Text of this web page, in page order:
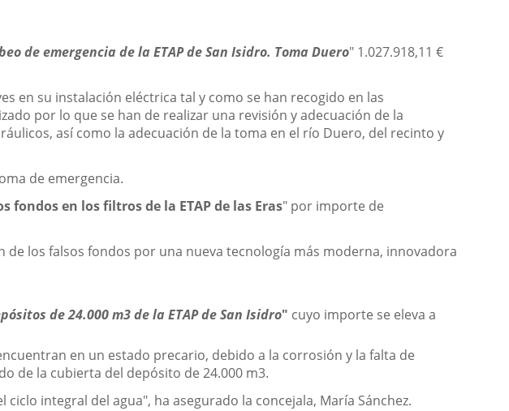
de emergencia de la ETAP de San Isidro. Toma Duero" 1.027.918,11 €
en su instalación eléctrica tal y como se han recogido en las
por lo que se han de realizar una revisión y adecuación de la
así como la adecuación de la toma en el río Duero, del recinto y
de emergencia.
fondos en los filtros de la ETAP de las Eras" por importe de
los falsos fondos por una nueva tecnología más moderna, innovadora
de 24.000 m3 de la ETAP de San Isidro" cuyo importe se eleva a
en un estado precario, debido a la corrosión y la falta de
de la cubierta del depósito de 24.000 m3.
integral del agua", ha asegurado la concejala, María Sánchez.